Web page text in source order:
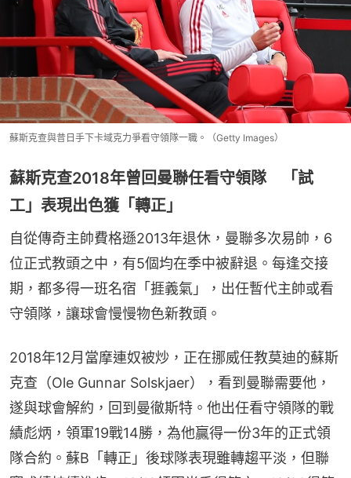
蘇斯克查與昔日手下卡域克力爭看守領隊一職。（Getty Images）
蘇斯克查2018年曾回曼聯任看守領隊 「試
工」表現出色獲「轉正」
自從傳奇主帥費格遜2013年退休，曼聯多次易帥，6
位正式教頭之中，有5個均在季中被辭退。每逢交接
期，都多得一班名宿「捱義氣」，出任暫代主帥或看
守領隊，讓球會慢慢物色新教頭。
2018年12月當摩連奴被炒，正在挪威任教莫迪的蘇斯
克查（Ole Gunnar Solskjaer），看到曼聯需要他，
遂與球會解約，回到曼徹斯特。他出任看守領隊的戰
績彪炳，領軍19戰14勝，為他贏得一份3年的正式領
隊合約。蘇B「轉正」後球隊表現雖轉趨平淡，但聯